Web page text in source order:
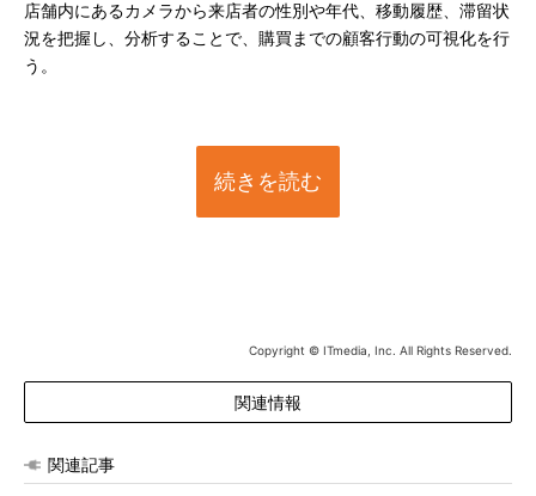
店舗内にあるカメラから来店者の性別や年代、移動履歴、滞留状
況を把握し、分析することで、購買までの顧客行動の可視化を行
う。
続きを読む
Copyright © ITmedia, Inc. All Rights Reserved.
関連情報
関連記事